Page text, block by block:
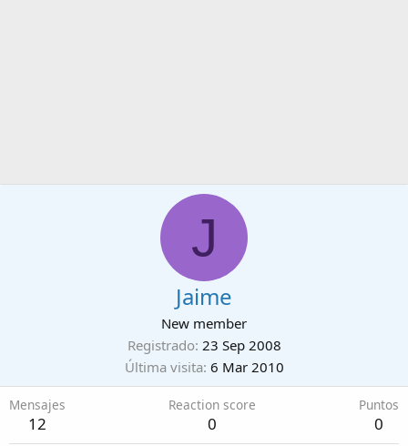
J
Jaime
New member
Registrado 23 Sep 2008
Última visita 6 Mar 2010
Mensajes
12
Reaction score
0
Puntos
0